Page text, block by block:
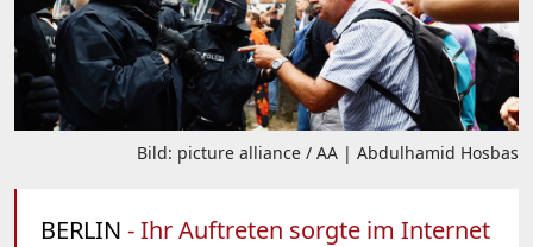
Bild: picture alliance / AA | Abdulhamid Hosbas
BERLIN - Ihr Auftreten sorgte im Internet